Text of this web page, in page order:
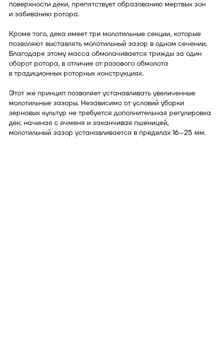
поверхности деки, препятствует образованию мертвых зон
и забиванию ротора.
Кроме того, дека имеет три молотильные секции, которые
позволяют выставлять молотильный зазор в одном сечении.
Благодаря этому масса обмолачивается трижды за один
оборот ротора, в отличие от разового обмолота
в традиционных роторных конструкциях.
Этот же принцип позволяет устанавливать увеличенные
молотильные зазоры. Независимо от условий уборки
зерновых культур не требуется дополнительная регулировка
дек: начиная с ячменя и заканчивая пшеницей,
молотильный зазор устанавливается в пределах 16–25 мм.